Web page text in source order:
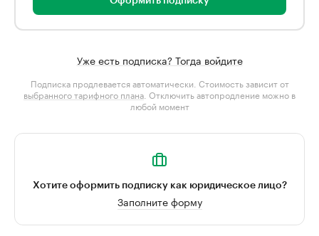
Уже есть подписка? Тогда войдите
Подписка продлевается автоматически. Стоимость зависит от
выбранного тарифного плана . Отключить автопродление можно в
любой момент
Хотите оформить подписку как юридическое лицо?
Заполните форму